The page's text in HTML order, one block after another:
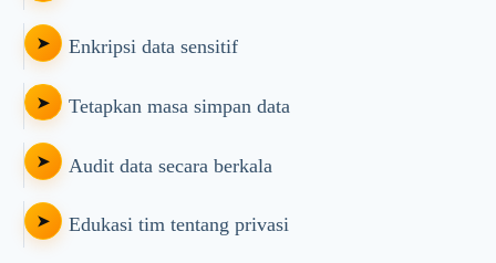
Enkripsi data sensitif
Tetapkan masa simpan data
Audit data secara berkala
Edukasi tim tentang privasi